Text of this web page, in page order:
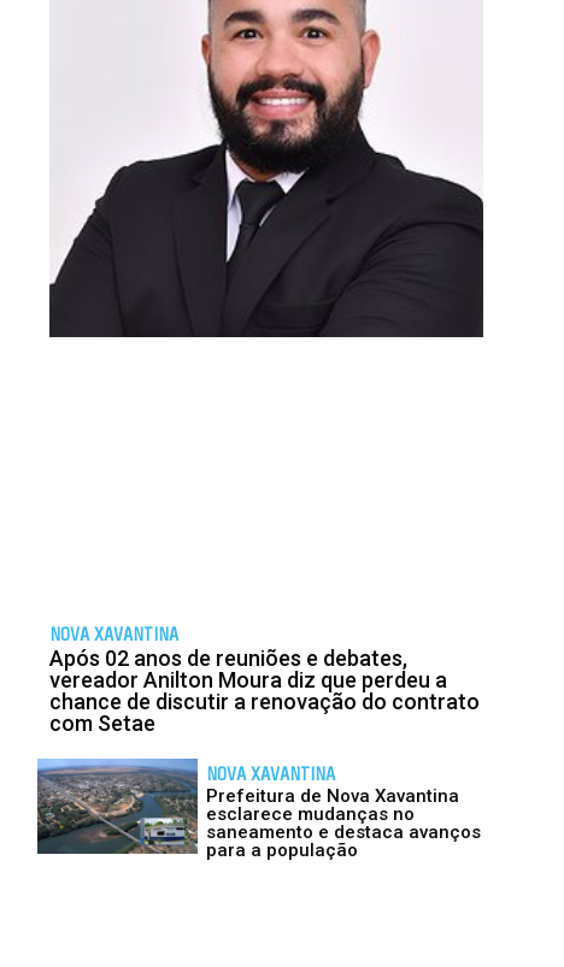
NOVA XAVANTINA
Após 02 anos de reuniões e debates,
vereador Anilton Moura diz que perdeu a
chance de discutir a renovação do contrato
com Setae
NOVA XAVANTINA
Prefeitura de Nova Xavantina
esclarece mudanças no
saneamento e destaca avanços
para a população